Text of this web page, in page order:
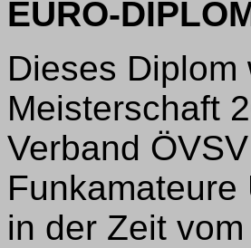
EURO-
Dieses
Meisterschaft
Verband
in der Zeit